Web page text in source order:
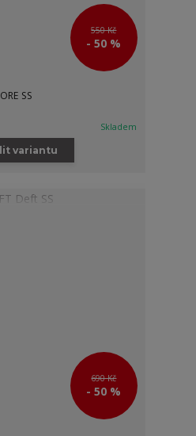
550 Kč
- 50 %
SS
Skladem
variantu
690 Kč
- 50 %